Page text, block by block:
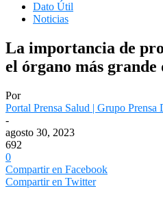
Dato Útil
Noticias
La importancia de
el órgano más grande
Por
Portal Prensa Salud | Grupo
-
agosto 30, 2023
692
0
Compartir en Facebook
Compartir en Twitter